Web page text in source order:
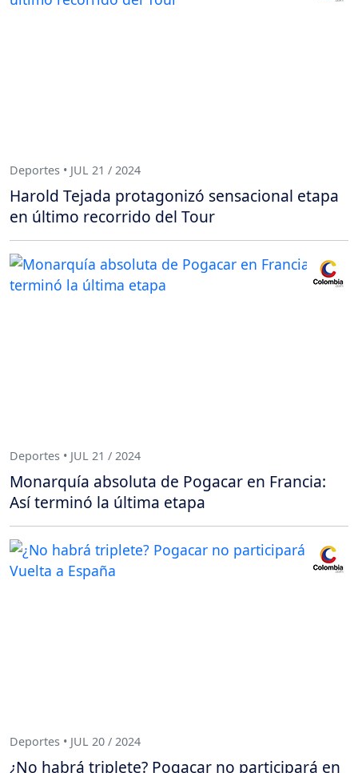
Deportes • JUL 21 / 2024
Harold Tejada protagonizó sensacional etapa
en último recorrido del Tour
Deportes • JUL 21 / 2024
Monarquía absoluta de Pogacar en Francia:
Así terminó la última etapa
Deportes • JUL 20 / 2024
¿No habrá triplete? Pogacar no participará en